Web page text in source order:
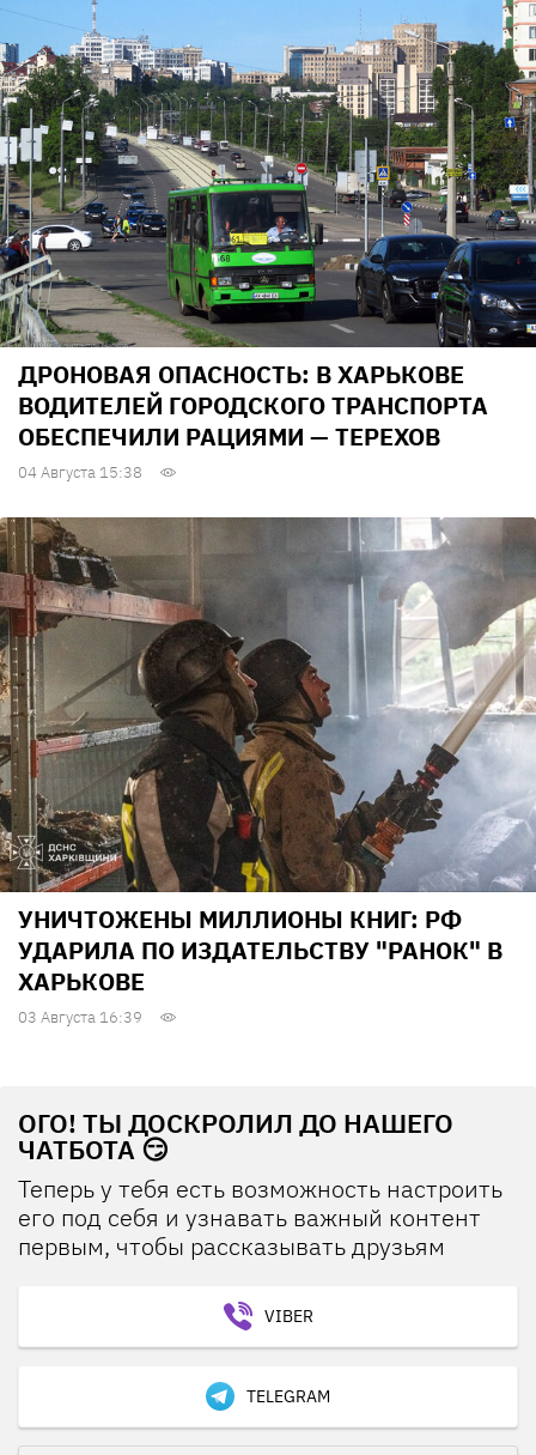
ДРОНОВАЯ ОПАСНОСТЬ: В ХАРЬКОВЕ
ВОДИТЕЛЕЙ ГОРОДСКОГО ТРАНСПОРТА
ОБЕСПЕЧИЛИ РАЦИЯМИ — ТЕРЕХОВ
04 Августа 15:38
УНИЧТОЖЕНЫ МИЛЛИОНЫ КНИГ: РФ
УДАРИЛА ПО ИЗДАТЕЛЬСТВУ "РАНОК" В
ХАРЬКОВЕ
03 Августа 16:39
ОГО! ТЫ ДОСКРОЛИЛ ДО НАШЕГО
ЧАТБОТА 😏
Теперь у тебя есть возможность настроить
его под себя и узнавать важный контент
первым, чтобы рассказывать друзьям
VIBER
TELEGRAM